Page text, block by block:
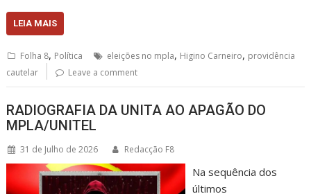
LEIA MAIS
Folha 8, Política eleições no mpla, Higino Carneiro, providência
cautelar
Leave a comment
RADIOGRAFIA DA UNITA AO APAGÃO DO
MPLA/UNITEL
31 de Julho de 2026 Redacção F8
Na sequência dos
últimos